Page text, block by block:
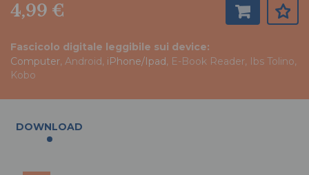
4,99 €
Fascicolo digitale leggibile sui device:
Computer, Android, iPhone/Ipad, E-Book Reader, Ibs Tolino,
Kobo
DOWNLOAD